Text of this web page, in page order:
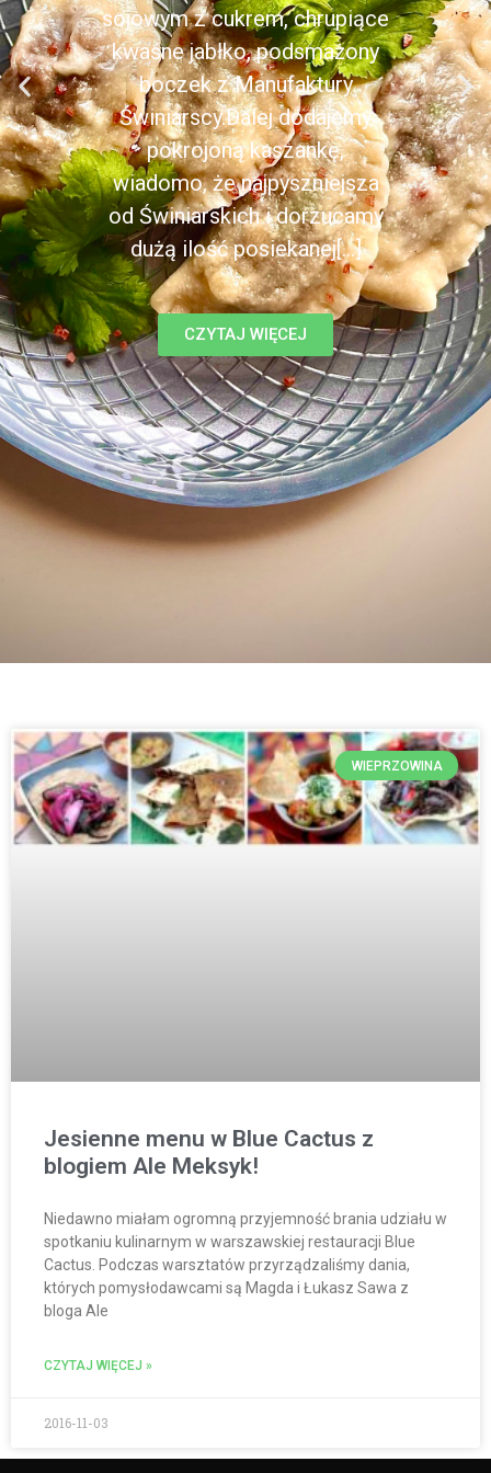
sojowym z cukrem, chrupiące
kwaśne jabłko, podsmażony
boczek z Manufaktury
Świniarscy.Dalej dodajemy
pokrojoną kaszankę,
wiadomo, że najpyszniejsza
od Świniarskich i dorzucamy
dużą ilość posiekanej[...]
CZYTAJ WIĘCEJ
WIEPRZOWINA
Jesienne menu w Blue Cactus z
blogiem Ale Meksyk!
Niedawno miałam ogromną przyjemność brania udziału w
spotkaniu kulinarnym w warszawskiej restauracji Blue
Cactus. Podczas warsztatów przyrządzaliśmy dania,
których pomysłodawcami są Magda i Łukasz Sawa z
bloga Ale
CZYTAJ WIĘCEJ »
2016-11-03